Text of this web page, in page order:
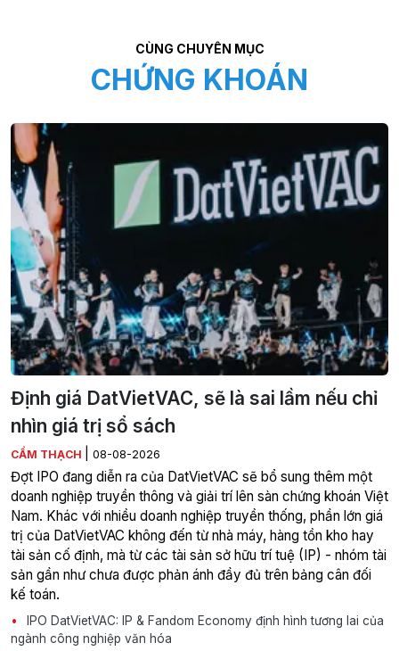
CÙNG CHUYÊN MỤC
CHỨNG KHOÁN
Định giá DatVietVAC, sẽ là sai lầm nếu chỉ
nhìn giá trị sổ sách
CẨM THẠCH 08-08-2026
Đợt IPO đang diễn ra của DatVietVAC sẽ bổ sung thêm một
doanh nghiệp truyền thông và giải trí lên sàn chứng khoán Việt
Nam. Khác với nhiều doanh nghiệp truyền thống, phần lớn giá
trị của DatVietVAC không đến từ nhà máy, hàng tồn kho hay
tài sản cố định, mà từ các tài sản sở hữu trí tuệ (IP) - nhóm tài
sản gần như chưa được phản ánh đầy đủ trên bảng cân đối
kế toán.
IPO DatVietVAC: IP & Fandom Economy định hình tương lai của
ngành công nghiệp văn hóa